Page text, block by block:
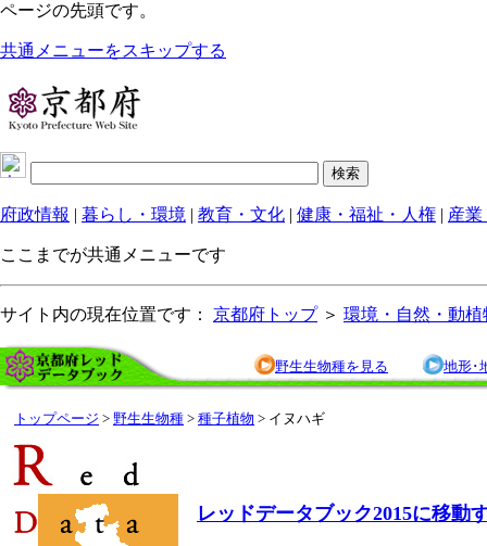
ページの先頭です。
共通メニューをスキップする
府政情報 | 暮らし・環境 | 教育・文化 | 健康・福祉・人権 | 産業
ここまでが共通メニューです
サイト内の現在位置です： 京都府トップ＞ 環境・自然・動植
野生生物種を見る 地形･
トップページ > 野生生物種 > 種子植物 > イヌハギ
レッドデータブック2015に移動